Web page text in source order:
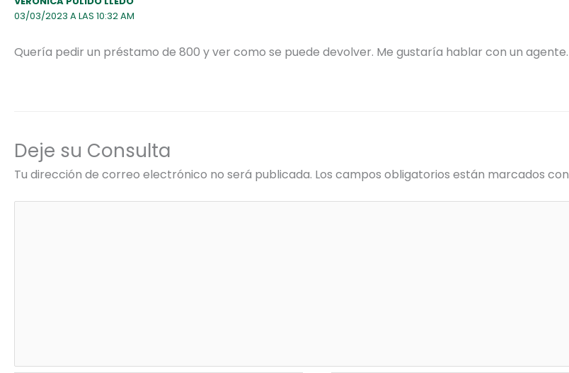
03/03/2023 A LAS 10:32 AM
Quería pedir un préstamo de 800 y ver como se puede devolver. Me gustaría hablar con un agente.
Deje su Consulta
Tu dirección de correo electrónico no será publicada. Los campos obligatorios están marcados con